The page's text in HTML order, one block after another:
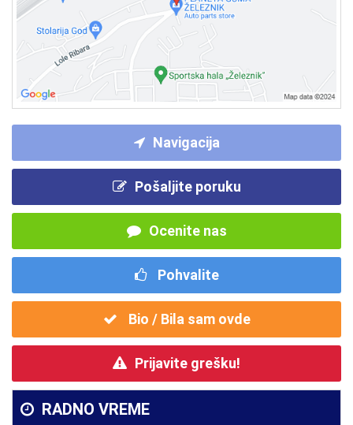
Navigacija
Pošaljite poruku
Ocenite nas
Pohvalite
Bio / Bila sam ovde
Prijavite grešku!
RADNO VREME